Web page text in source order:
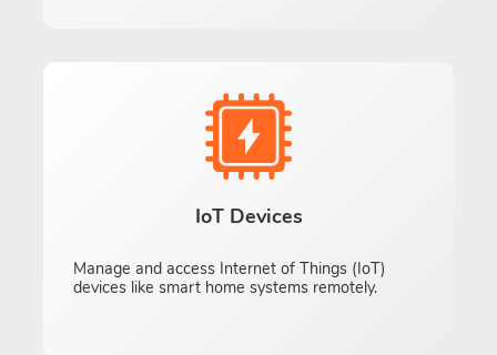
IoT Devices
Manage and access Internet of Things (IoT)
devices like smart home systems remotely.